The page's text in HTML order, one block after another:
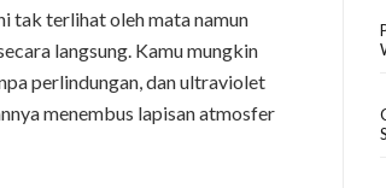
tak terlihat oleh mata namun
langsung. Kamu mungkin
perlindungan, dan ultraviolet
menembus lapisan atmosfer